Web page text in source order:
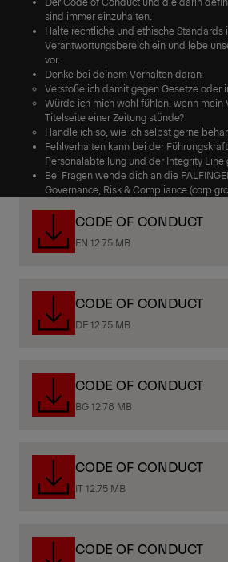
sind immer einzuhalten.
Halte rechtliche und ethische Standards
Verantwortungsbereich ein und lebe
vor.
Denke bei deinem Verhalten daran:
Verstoße ich damit gegen Gesetze oder
Würde ich mich wohl fühlen, wenn mein
Titelseite einer Zeitung stünde?
Handle ich so, wie ich selbst gerne
Fehlverhalten kann bei der
Personalabteilung und der Integrity
Bei Fragen wende dich an die
Governance, Risk & Compliance
CODE OF CONDUCT
EN 12.75 MB
CODE OF CONDUCT
DE 12.75 MB
CODE OF CONDUCT
BG 12.78 MB
CODE OF CONDUCT
IT 12.75 MB
CODE OF CONDUCT